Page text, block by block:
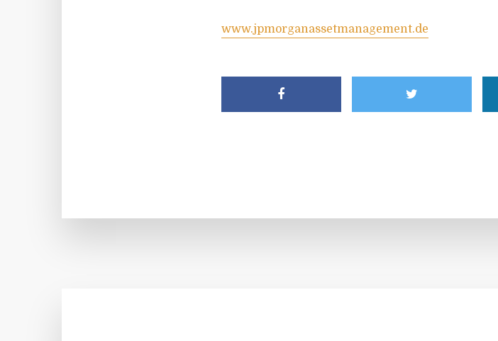
www.jpmorganassetmanagement.de